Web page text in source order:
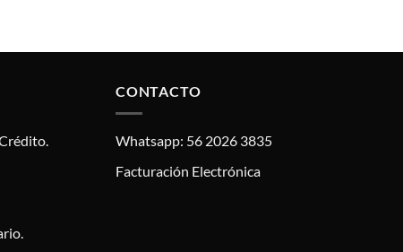
CONTACTO
Whatsapp: 56 2026 3835
Facturación Electrónica